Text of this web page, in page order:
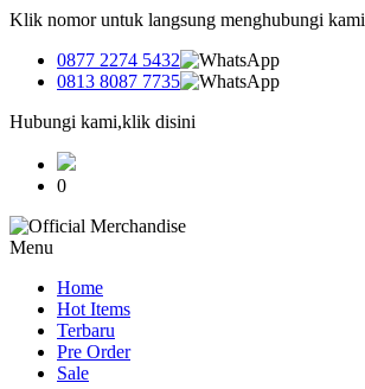
Klik nomor untuk langsung menghubungi kami
0877 2274 5432
0813 8087 7735
Hubungi kami,klik disini
0
Menu
Home
Hot Items
Terbaru
Pre Order
Sale